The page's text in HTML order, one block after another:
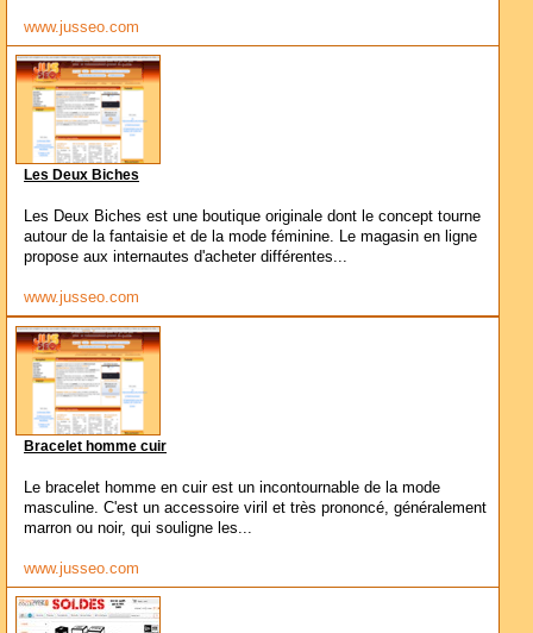
www.jusseo.com
Les Deux Biches
Les Deux Biches est une boutique originale dont le concept tourne
autour de la fantaisie et de la mode féminine. Le magasin en ligne
propose aux internautes d'acheter différentes...
www.jusseo.com
Bracelet homme cuir
Le bracelet homme en cuir est un incontournable de la mode
masculine. C'est un accessoire viril et très prononcé, généralement
marron ou noir, qui souligne les...
www.jusseo.com